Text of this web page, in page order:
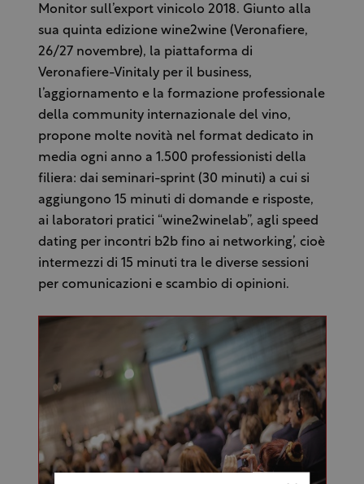
Monitor sull’export vinicolo 2018. Giunto alla
sua quinta edizione wine2wine (Veronafiere,
26/27 novembre), la piattaforma di
Veronafiere-Vinitaly per il business,
l’aggiornamento e la formazione professionale
della community internazionale del vino,
propone molte novità nel format dedicato in
media ogni anno a 1.500 professionisti della
filiera: dai seminari-sprint (30 minuti) a cui si
aggiungono 15 minuti di domande e risposte,
ai laboratori pratici “wine2winelab”, agli speed
dating per incontri b2b fino ai networking’, cioè
intermezzi di 15 minuti tra le diverse sessioni
per comunicazioni e scambio di opinioni.